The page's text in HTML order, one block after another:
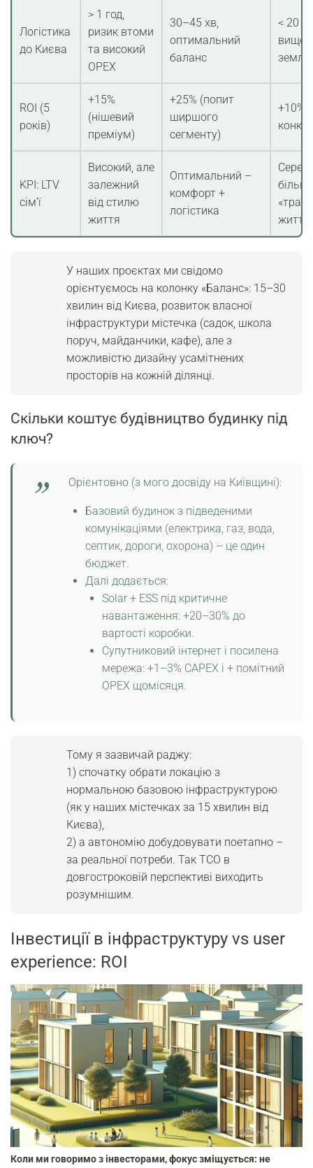
Логістика
до Києва
> 1 год,
ризик втоми
та високий
OPEX
30–45 хв,
оптимальний
баланс
< 20
вище
землю
ROI (5
років)
+15%
(нішевий
преміум)
+25% (попит
ширшого
сегменту)
+10%
KPI: LTV
сім’ї
Високий, але
залежний
від стилю
життя
Оптимальний –
комфорт +
логістика
життя
У наших проєктах ми свідомо
орієнтуємось на колонку «Баланс»: 15–30
хвилин від Києва, розвиток власної
інфраструктури містечка (садок, школа
поруч, майданчики, кафе), але з
можливістю дизайну усамітнених
просторів на кожній ділянці.
Скільки коштує будівництво будинку під
ключ?
Орієнтовно (з мого досвіду на Київщині):
Базовий будинок з підведеними
комунікаціями (електрика, газ, вода,
септик, дороги, охорона) – це один
бюджет.
Далі додається:
Solar + ESS під критичне
навантаження: +20–30% до
вартості коробки.
Супутниковий інтернет і посилена
мережа: +1–3% CAPEX і + помітний
OPEX щомісяця.
Тому я зазвичай раджу:
1) спочатку обрати локацію з
нормальною базовою інфраструктурою
(як у наших містечках за 15 хвилин від
Києва),
2) а автономію добудовувати поетапно –
за реальної потреби. Так TCO в
довгостроковій перспективі виходить
розумнішим.
Інвестиції в інфраструктуру vs user
experience: ROI
Коли ми говоримо з інвесторами, фокус зміщується: не